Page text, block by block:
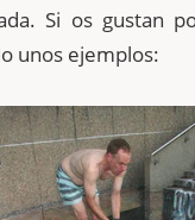
Si os gustan
unos ejemplos: